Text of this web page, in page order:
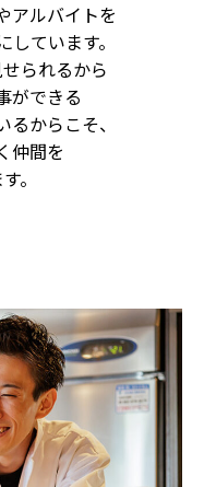
アルバイトを
ています。
られるから
ができる
からこそ、
仲間を
。